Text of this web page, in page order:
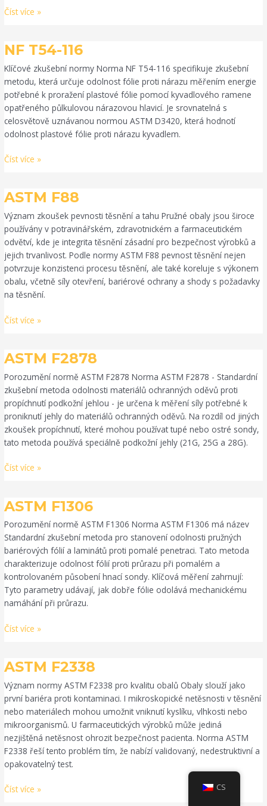
Číst více »
NF T54-116
Klíčové zkušební normy Norma NF T54-116 specifikuje zkušební
metodu, která určuje odolnost fólie proti nárazu měřením energie
potřebné k proražení plastové fólie pomocí kyvadlového ramene
opatřeného půlkulovou nárazovou hlavicí. Je srovnatelná s
celosvětově uznávanou normou ASTM D3420, která hodnotí
odolnost plastové fólie proti nárazu kyvadlem.
NF
116
Číst více »
ASTM F88
Význam zkoušek pevnosti těsnění a tahu Pružné obaly jsou široce
používány v potravinářském, zdravotnickém a farmaceutickém
odvětví, kde je integrita těsnění zásadní pro bezpečnost výrobků a
jejich trvanlivost. Podle normy ASTM F88 pevnost těsnění nejen
potvrzuje konzistenci procesu těsnění, ale také koreluje s výkonem
obalu, včetně síly otevření, bariérové ochrany a shody s požadavky
na těsnění.
ASTM
Číst více »
ASTM F2878
Porozumění normě ASTM F2878 Norma ASTM F2878 - Standardní
zkušební metoda odolnosti materiálů ochranných oděvů proti
propíchnutí podkožní jehlou - je určena k měření síly potřebné k
proniknutí jehly do materiálů ochranných oděvů. Na rozdíl od jiných
zkoušek propíchnutí, které mohou používat tupé nebo ostré sondy,
tato metoda používá speciálně podkožní jehly (21G, 25G a 28G).
ASTM
Číst více »
ASTM F1306
Porozumění normě ASTM F1306 Norma ASTM F1306 má název
Standardní zkušební metoda pro stanovení odolnosti pružných
bariérových fólií a laminátů proti pomalé penetraci. Tato metoda
charakterizuje odolnost fólií proti průrazu při pomalém a
kontrolovaném působení hnací sondy. Klíčová měření zahrnují:
Tyto parametry udávají, jak dobře fólie odolává mechanickému
namáhání při průrazu.
ASTM
Číst více »
ASTM F2338
Význam normy ASTM F2338 pro kvalitu obalů Obaly slouží jako
první bariéra proti kontaminaci. I mikroskopické netěsnosti v těsnění
nebo materiálech mohou umožnit vniknutí kyslíku, vlhkosti nebo
mikroorganismů. U farmaceutických výrobků může jediná
nezjištěná netěsnost ohrozit bezpečnost pacienta. Norma ASTM
F2338 řeší tento problém tím, že nabízí validovaný, nedestruktivní a
opakovatelný test.
ASTM
Číst více » CS